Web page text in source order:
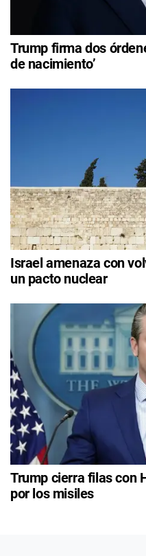
Trump firma dos
de nacimiento’
Israel amenaza con
un pacto nuclear
Trump cierra filas con
por los misiles